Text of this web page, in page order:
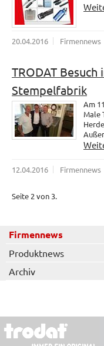
20.04.2016 Firmennews
TRODAT
Stempelfabrik
Am
Male
12.04.2016 Firmennews
Seite 2 von 3.
Firmennews
Produktnews
Archiv